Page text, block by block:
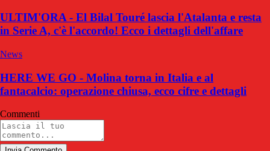
ULTIM'ORA - El Bilal Touré lascia l'Atalanta e resta
in Serie A, c'è l'accordo! Ecco i dettagli dell'affare
News
HERE WE GO - Molina torna in Italia e al
fantacalcio: operazione chiusa, ecco cifre e dettagli
Commenti